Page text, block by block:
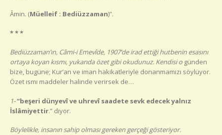
Âmin. (Müelleif : Bediüzzaman)”.
* * *
Bediüzzaman’ın, Câmi-i Emevîde, 1907’de irad ettiği hutbenin esasını
ortaya koyan kısmı, yukarıda özet gibi okudunuz. Kendisi o günden
bize, bugüne; Kur’an ve iman hakikatleriyle donanmamızı söylüyor.
Özet ısmı maddeler halinde verirsek de…
1-“beşeri dünyevî ve uhrevî saadete sevk edecek yalnız
İslâmiyettir.” diyor.
Böylelikle, insanın sahip olması gereken gerçeği gösteriyor.